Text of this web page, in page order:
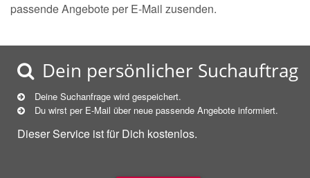
passende Angebote per E-Mail zusenden.
Dein persönlicher Suchauftrag
Deine Suchanfrage wird gespeichert.
Du wirst per E-Mail über neue passende Angebote informiert.
Dieser Service ist für Dich kostenlos.